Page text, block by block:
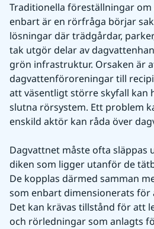
Traditionella föreställningar
enbart är en rörfråga börjar
lösningar där trädgårdar,
tak utgör delar av
grön infrastruktur. Orsaken är
dagvattenföroreningar till
att väsentligt större skyfall kan
slutna rörsystem. Ett problem
enskild aktör kan råda över
Dagvattnet måste ofta släppas
diken som ligger utanför de
De kopplas därmed samman
som enbart dimensionerats för
Det kan krävas tillstånd för att
och rörledningar som anlagts